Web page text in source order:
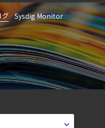
ミスを未然に防ぐSecurity
の全体像
グ Sysdig Monitor